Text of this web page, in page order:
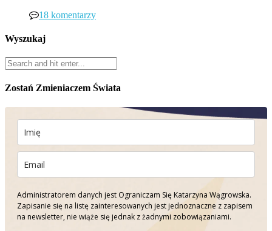
18 komentarzy
Wyszukaj
Zostań Zmieniaczem Świata
Administratorem danych jest Ograniczam Się Katarzyna Wągrowska.
Zapisanie się na listę zainteresowanych jest jednoznaczne z zapisem
na newsletter, nie wiąże się jednak z żadnymi zobowiązaniami.